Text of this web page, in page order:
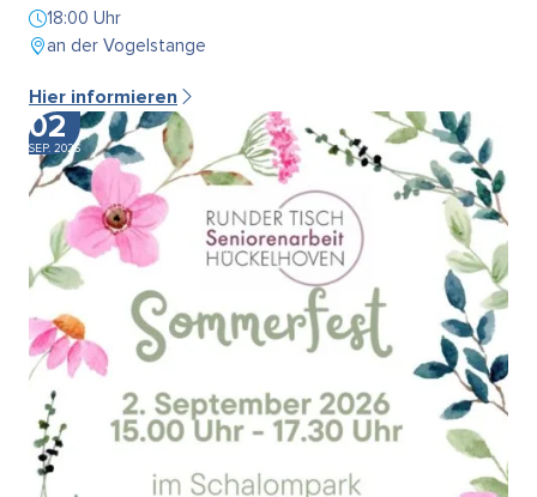
18:00 Uhr
an der Vogelstange
Hier informieren
02
SEP. 2026